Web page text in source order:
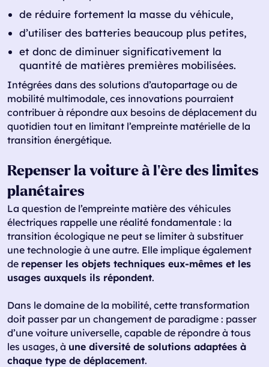
de réduire fortement la masse du véhicule,
d’utiliser des batteries beaucoup plus petites,
et donc de diminuer significativement la
quantité de matières premières mobilisées.
Intégrées dans des solutions d’autopartage ou de
mobilité multimodale, ces innovations pourraient
contribuer à répondre aux besoins de déplacement du
quotidien tout en limitant l’empreinte matérielle de la
transition énergétique.
Repenser la voiture à l’ère des limites
planétaires
La question de l’empreinte matière des véhicules
électriques rappelle une réalité fondamentale : la
transition écologique ne peut se limiter à substituer
une technologie à une autre. Elle implique également
de repenser les objets techniques eux-mêmes et les
usages auxquels ils répondent.
Dans le domaine de la mobilité, cette transformation
doit passer par un changement de paradigme : passer
d’une voiture universelle, capable de répondre à tous
les usages, à une diversité de solutions adaptées à
chaque type de déplacement.